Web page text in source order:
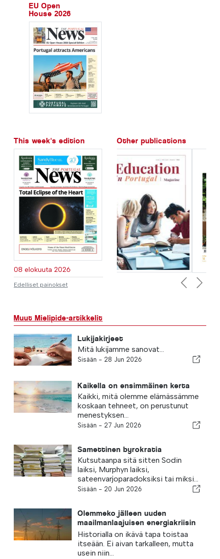
EU Open
House 2026
This week's edition
08 elokuuta 2026
Edelliset painokset
Other publications
Previous
Next
Muut Mielipide-artikkelit
Lukijakirjeet
Mitä lukijamme sanovat...
Sisään - 28 Jun 2026
Kaikella on ensimmäinen kerta
Kaikki, mitä olemme elämässämme
koskaan tehneet, on perustunut
menestyksen...
Sisään - 27 Jun 2026
Samettinen byrokratia
Kutsutaanpa sitä sitten Sodin
laiksi, Murphyn laiksi,
sateenvarjoparadoksiksi tai miksi...
Sisään - 20 Jun 2026
Olemmeko jälleen uuden
maailmanlaajuisen energiakriisin
partaalla?
Historialla on ikävä tapa toistaa
itseään. Ei aivan tarkalleen, mutta
usein niin...